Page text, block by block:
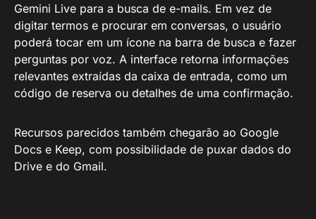
Gemini Live para a busca de e-mails. Em vez de
digitar termos e procurar em conversas, o usuário
poderá tocar em um ícone na barra de busca e fazer
perguntas por voz. A interface retorna informações
relevantes extraídas da caixa de entrada, como um
código de reserva ou detalhes de uma confirmação.
Recursos parecidos também chegarão ao Google
Docs e Keep, com possibilidade de puxar dados do
Drive e do Gmail.